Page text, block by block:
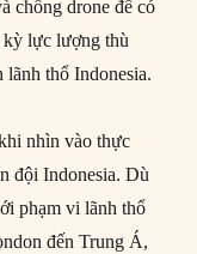
chống drone để có
kỳ lực lượng thù
thổ Indonesia.
nhìn vào thực
đội Indonesia. Dù
phạm vi lãnh thổ
đến Trung Á,